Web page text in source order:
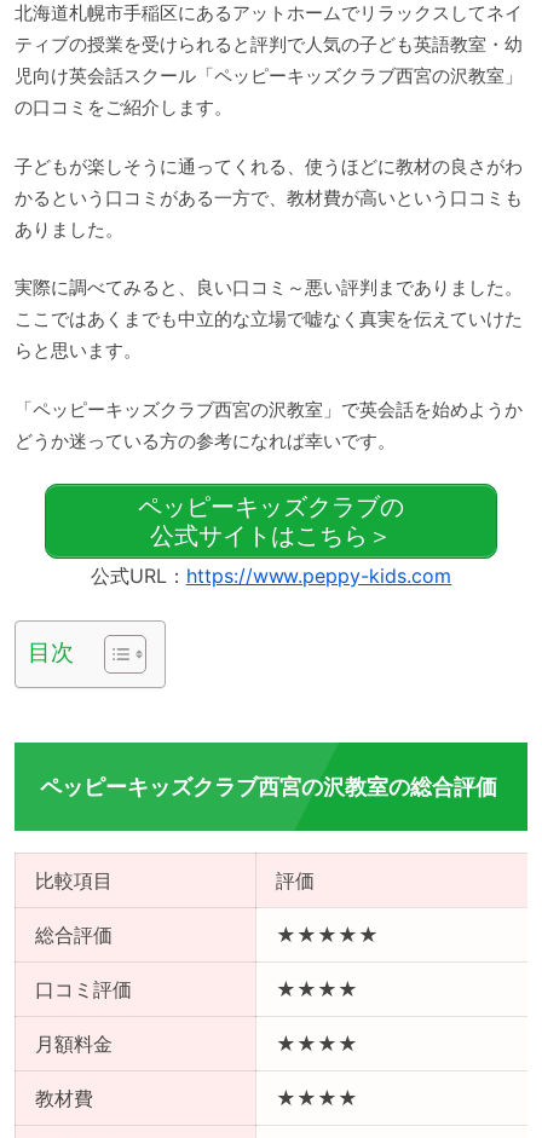
北海道札幌市手稲区にあるアットホームでリラックスしてネイ
ティブの授業を受けられると評判で人気の子ども英語教室・幼
児向け英会話スクール「ペッピーキッズクラブ西宮の沢教室」
の口コミをご紹介します。
子どもが楽しそうに通ってくれる、使うほどに教材の良さがわ
かるという口コミがある一方で、教材費が高いという口コミも
ありました。
実際に調べてみると、良い口コミ～悪い評判までありました。
ここではあくまでも中立的な立場で嘘なく真実を伝えていけた
らと思います。
「ペッピーキッズクラブ西宮の沢教室」で英会話を始めようか
どうか迷っている方の参考になれば幸いです。
ペッピーキッズクラブの
公式サイトはこちら＞
公式URL： https://www.peppy-kids.com
目次
ペッピーキッズクラブ西宮の沢教室の総合評価
比較項目 評価
総合評価 ★★★★★
口コミ評価 ★★★★
月額料金 ★★★★
教材費 ★★★★